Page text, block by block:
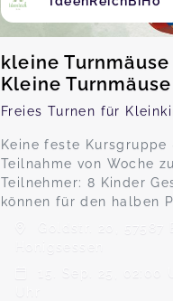
kleine Turnmäuse
Kleine Turnmäuse
Freies Turnen für
Keine feste
Teilnahme von Woche
Teilnehmer: 8 Kinder
können für den halben
Goldstr. 20, 57587
Honigsessen
15. Sep. 25, 02:00